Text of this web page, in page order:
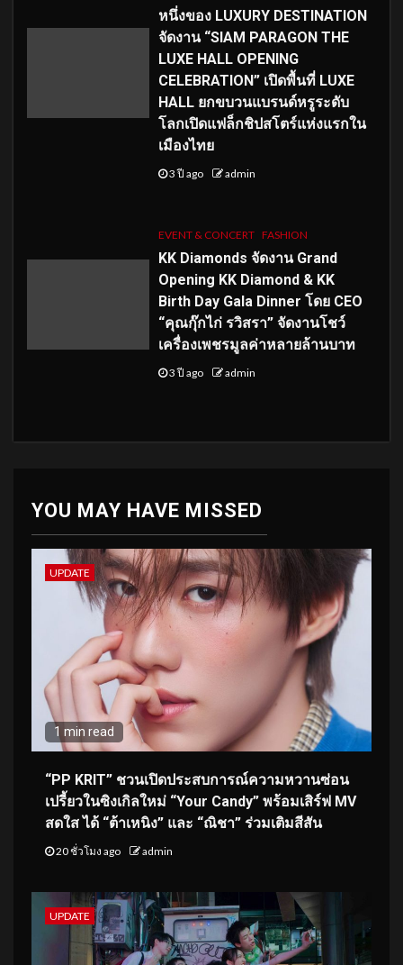
หนึ่งของ LUXURY DESTINATION
จัดงาน “SIAM PARAGON THE
LUXE HALL OPENING
CELEBRATION” เปิดพื้นที่ LUXE
HALL ยกขบวนแบรนด์หรูระดับ
โลกเปิดแฟล็กชิปสโตร์แห่งแรกใน
เมืองไทย
3 ปี ago admin
EVENT & CONCERT FASHION
KK Diamonds จัดงาน Grand
Opening KK Diamond & KK
Birth Day Gala Dinner โดย CEO
“คุณกุ๊กไก่ รวิสรา” จัดงานโชว์
เครื่องเพชรมูลค่าหลายล้านบาท
3 ปี ago admin
YOU MAY HAVE MISSED
UPDATE
1 min read
“PP KRIT” ชวนเปิดประสบการณ์ความหวานซ่อน
เปรี้ยวในซิงเกิลใหม่ “Your Candy” พร้อมเสิร์ฟ MV
สดใส ได้ “ต้าเหนิง” และ “ณิชา” ร่วมเติมสีสัน
20 ชั่วโมง ago admin
UPDATE